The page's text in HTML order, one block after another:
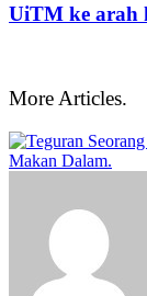
UiTM ke arah
More Articles.